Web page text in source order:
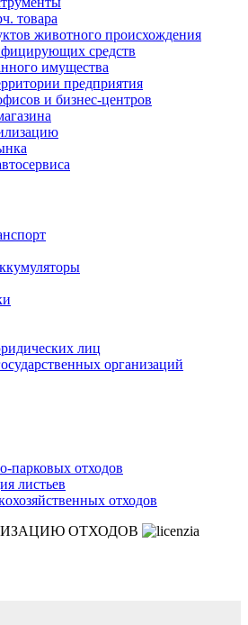
товара
животного происхождения
средств
имущества
предприятия
и бизнес-центров
лиц
организаций
парковых отходов
листьев
отходов
ОТХОДОВ